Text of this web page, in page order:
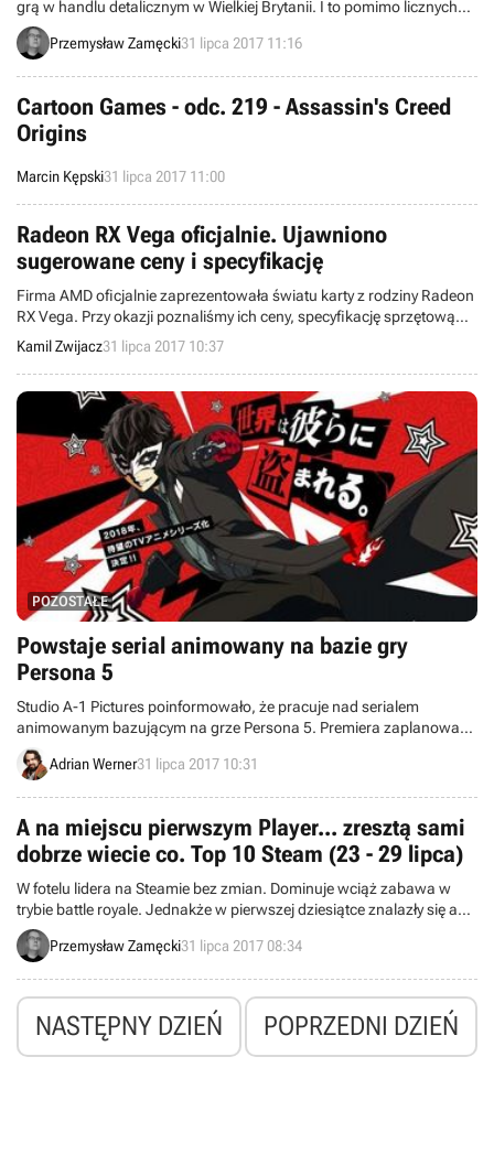
grą w handlu detalicznym w Wielkiej Brytanii. I to pomimo licznych
wyprzedaży i okazji zachęcających klientów do głębszego sięgnięcia
do portfeli. Zapraszamy na listę najchętniej kupowanych gier za
Przemysław Zamęcki31 lipca 2017 11:16
Cartoon Games - odc. 219 - Assassin's Creed
Origins
Marcin Kępski31 lipca 2017 11:00
Radeon RX Vega oficjalnie. Ujawniono
sugerowane ceny i specyfikację
Firma AMD oficjalnie zaprezentowała światu karty z rodziny Radeon
RX Vega. Przy okazji poznaliśmy ich ceny, specyfikację sprzętową
oraz dowiedzieliśmy się o specjalnej promocji.
Kamil Zwijacz31 lipca 2017 10:37
POZOSTAŁE
Powstaje serial animowany na bazie gry
Persona 5
Studio A-1 Pictures poinformowało, że pracuje nad serialem
animowanym bazującym na grze Persona 5. Premiera zaplanowana
została na przyszły rok.
Adrian Werner31 lipca 2017 10:31
A na miejscu pierwszym Player... zresztą sami
dobrze wiecie co. Top 10 Steam (23 - 29 lipca)
W fotelu lidera na Steamie bez zmian. Dominuje wciąż zabawa w
trybie battle royale. Jednakże w pierwszej dziesiątce znalazły się aż
dwie pozycje związane z naszym krajem. Zapraszamy do
zapoznania się z najnowszym notowaniem listy największych hitów
Przemysław Zamęcki31 lipca 2017 08:34
NASTĘPNY DZIEŃ POPRZEDNI DZIEŃ